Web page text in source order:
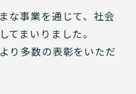
な事業を通じて、社会
てまいりました。
り多数の表彰をいただ